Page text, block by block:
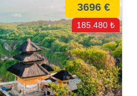
3696 €
185.480 ₺